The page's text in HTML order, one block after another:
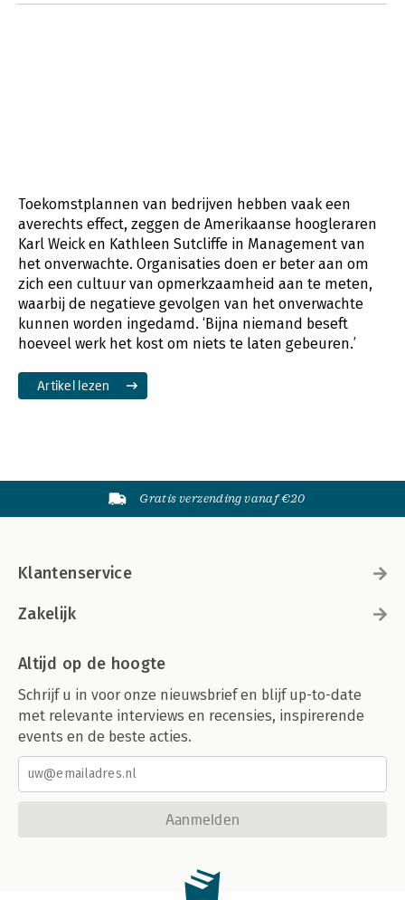
Toekomstplannen van bedrijven hebben vaak een
averechts effect, zeggen de Amerikaanse hoogleraren
Karl Weick en Kathleen Sutcliffe in Management van
het onverwachte. Organisaties doen er beter aan om
zich een cultuur van opmerkzaamheid aan te meten,
waarbij de negatieve gevolgen van het onverwachte
kunnen worden ingedamd. ‘Bijna niemand beseft
hoeveel werk het kost om niets te laten gebeuren.’
Artikel lezen
Gratis verzending vanaf €20
Klantenservice
Zakelijk
Altijd op de hoogte
Schrijf u in voor onze nieuwsbrief en blijf up-to-date
met relevante interviews en recensies, inspirerende
events en de beste acties.
Aanmelden